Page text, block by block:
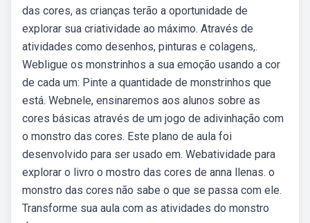
das cores, as crianças terão a oportunidade de
explorar sua criatividade ao máximo. Através de
atividades como desenhos, pinturas e colagens,.
Webligue os monstrinhos a sua emoção usando a cor
de cada um: Pinte a quantidade de monstrinhos que
está. Webnele, ensinaremos aos alunos sobre as
cores básicas através de um jogo de adivinhação com
o monstro das cores. Este plano de aula foi
desenvolvido para ser usado em. Webatividade para
explorar o livro o mostro das cores de anna llenas. o
monstro das cores não sabe o que se passa com ele.
Transforme sua aula com as atividades do monstro